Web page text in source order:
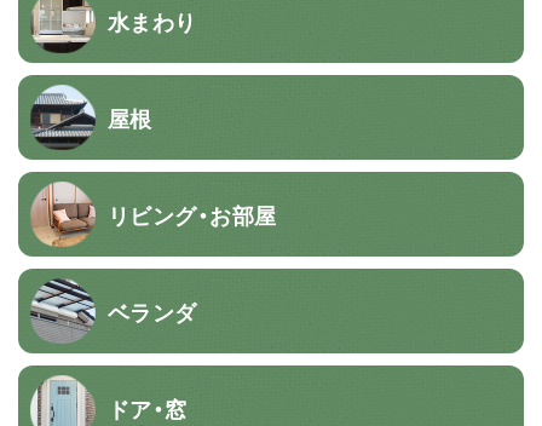
水まわり
屋根
リビング・お部屋
ベランダ
ドア・窓